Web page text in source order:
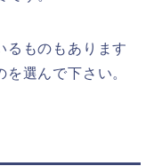
るものもあります
選んで下さい。